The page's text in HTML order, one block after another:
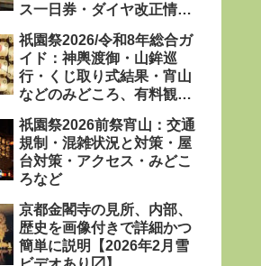
ス一日券・ダイヤ改正情報
祇園祭2026/令和8年総合ガ
イド：神輿渡御・山鉾巡
行・くじ取り式結果・宵山
などのみどころ、有料観覧
などを網羅
祇園祭2026前祭宵山：交通
規制・混雑状況と対策・屋
台対策・アクセス・みどこ
ろなど
京都金閣寺の見所、内部、
歴史を画像付きで詳細かつ
簡単に説明【2026年2月雪